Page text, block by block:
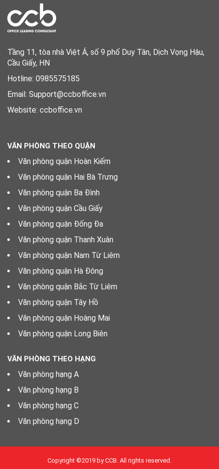
Tầng 11, tòa nhà Việt Á, số 9 phố Duy Tân, Dịch Vọng Hậu,
Cầu Giấy, HN
Hotline: 0985575185
Email: Support@ccboffice.vn
Website: ccboffice.vn
VĂN PHÒNG THEO QUẬN
Văn phòng quận Hoàn Kiếm
Văn phòng quận Hai Bà Trưng
Văn phòng quận Ba Đình
Văn phòng quận Cầu Giấy
Văn phòng quận Đống Đa
Văn phòng quận Thanh Xuân
Văn phòng quận Nam Từ Liêm
Văn phòng quận Hà Đông
Văn phòng quận Bắc Từ Liêm
Văn phòng quận Tây Hồ
Văn phòng quận Hoàng Mai
Văn phòng quận Long Biên
VĂN PHÒNG THEO HẠNG
Văn phòng hạng A
Văn phòng hạng B
Văn phòng hạng C
Văn phòng hạng D
Copyright ©2019 by CCB. All rights reserved.